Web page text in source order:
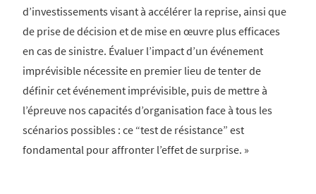
d’investissements visant à accélérer la reprise, ainsi que
de prise de décision et de mise en œuvre plus efficaces
en cas de sinistre. Évaluer l’impact d’un événement
imprévisible nécessite en premier lieu de tenter de
définir cet événement imprévisible, puis de mettre à
l’épreuve nos capacités d’organisation face à tous les
scénarios possibles : ce “test de résistance” est
fondamental pour affronter l’effet de surprise. »